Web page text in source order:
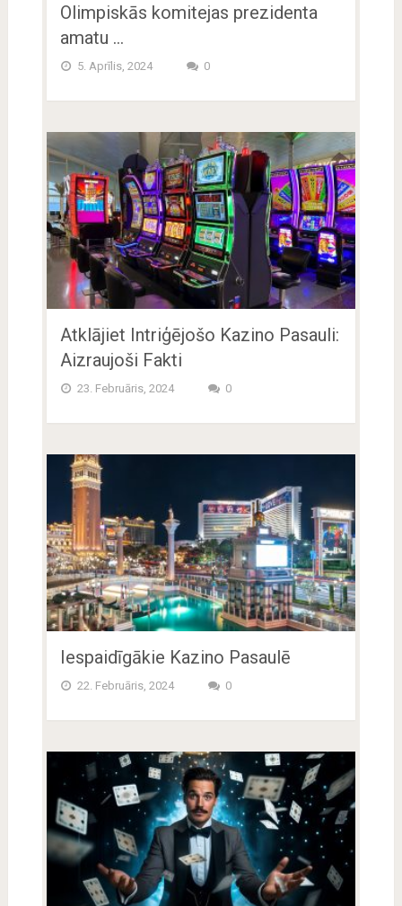
Olimpiskās komitejas prezidenta
amatu …
5. Aprīlis, 2024 0
Atklājiet Intriģējošo Kazino Pasauli:
Aizraujoši Fakti
23. Februāris, 2024 0
Iespaidīgākie Kazino Pasaulē
22. Februāris, 2024 0